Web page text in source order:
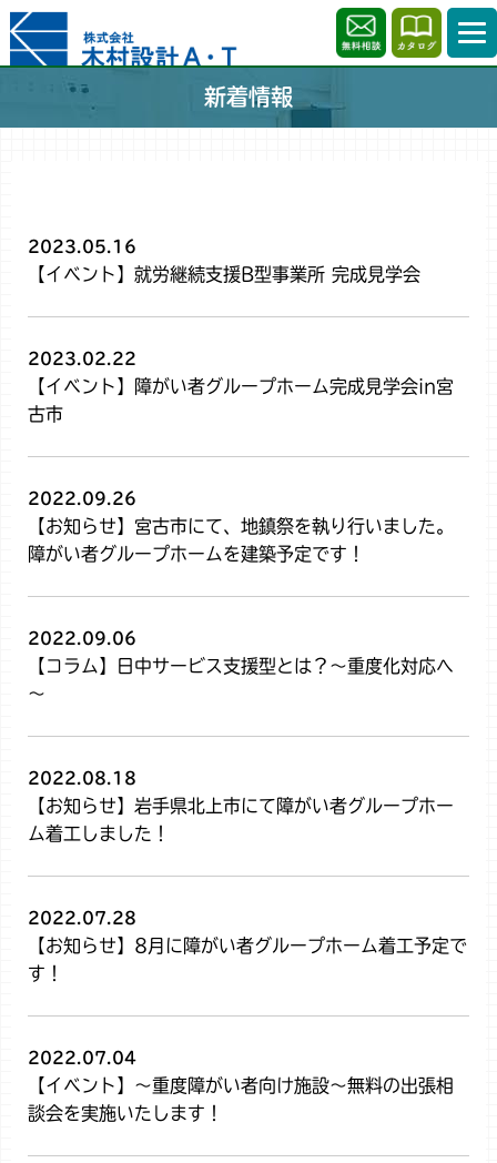
新着情報
2023.05.16
【イベント】就労継続支援B型事業所 完成見学会
2023.02.22
【イベント】障がい者グループホーム完成見学会in宮
古市
2022.09.26
【お知らせ】宮古市にて、地鎮祭を執り行いました。
障がい者グループホームを建築予定です！
2022.09.06
【コラム】日中サービス支援型とは？～重度化対応へ
～
2022.08.18
【お知らせ】岩手県北上市にて障がい者グループホー
ム着工しました！
2022.07.28
【お知らせ】8月に障がい者グループホーム着工予定で
す！
2022.07.04
【イベント】～重度障がい者向け施設～無料の出張相
談会を実施いたします！